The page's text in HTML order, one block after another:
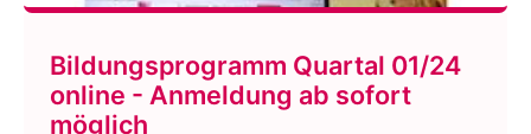
Bildungsprogramm Quartal 01/24
online - Anmeldung ab sofort
möglich